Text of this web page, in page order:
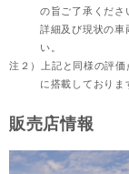
の旨ご了承くださ
詳細及び現状の車
い。
注２）
上記と同様の評
に搭載しておりま
販売店情報